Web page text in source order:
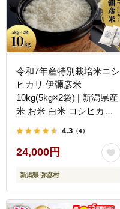
令和7年産特別栽培米コシ
ヒカリ 伊彌彦米
10kg(5kg×2袋) | 新潟県産
米 お米 白米 コシヒカリ
10kg 送料無料 新潟県 弥
彦村
4.3 （4）
24,000円
新潟県 弥彦村